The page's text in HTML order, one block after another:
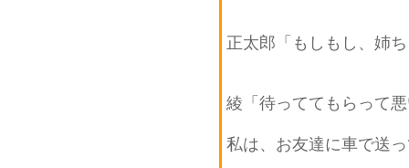
正太郎「もしもし、姉
綾「待っててもらって
私は、お友達に車で送